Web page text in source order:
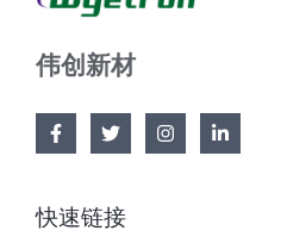
伟创新材
快速链接